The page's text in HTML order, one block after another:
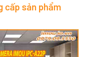
cấp sản phẩm